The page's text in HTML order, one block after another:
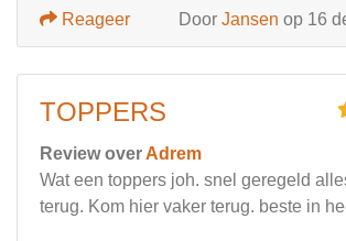
Door Jansen op 16
Reageer
TOPPERS
Review over Adrem
Wat een toppers joh. snel geregeld
terug. Kom hier vaker terug. beste in